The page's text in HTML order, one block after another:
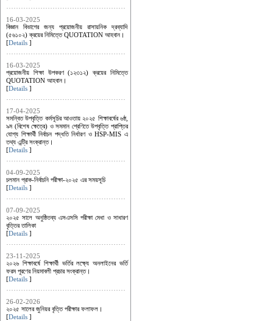
16-03-2025
বিজ্ঞান বিভাগের জন্য প্রয়োজনীয় রাসায়নিক দ্রব্যাদি
(৫৬১০২) ক্রয়ের নিমিত্তে QUOTATION আহবান।
[Details ]
16-03-2025
প্রয়োজনীয় শিক্ষা উপকরণ (১২৩১২) ক্রয়ের নিমিত্তে
QUOTATION আহবান।
[Details ]
17-04-2025
সমন্বিত উপবৃত্তি কর্মসূচির আওতায় ২০২৫ শিক্ষাবর্ষের ৬ষ্ঠ,
৯ম (বিশেষ ক্ষেত্রে) ও সমমান শ্রেণিতে উপবৃত্তি প্রাপ্তির
যোগ্য শিক্ষার্থী নির্বাচন পদ্ধতি নির্ধারণ ও HSP-MIS এ
তথ্য এন্ট্রি সংক্রান্ত।
[Details ]
04-09-2025
চলমান প্রাক-নির্বাচনি পরীক্ষা-২০২৫ এর সময়সূচি
[Details ]
07-09-2025
২০২৫ সালে অনুষ্ঠিতব্য এসএসসি পরীক্ষা মেধা ও সাধারণ
বৃত্তির তালিকা
[Details ]
23-11-2025
২০২৬ শিক্ষাবর্ষে শিক্ষার্থী ভর্তির লক্ষ্যে অনলাইনের ভর্তি
ফরম পূরণের নিয়মাবলী প্রচার সংক্রান্ত।
[Details ]
26-02-2026
২০২৫ সালের জুনিয়র বৃত্তি পরীক্ষার ফলাফল।
[Details ]